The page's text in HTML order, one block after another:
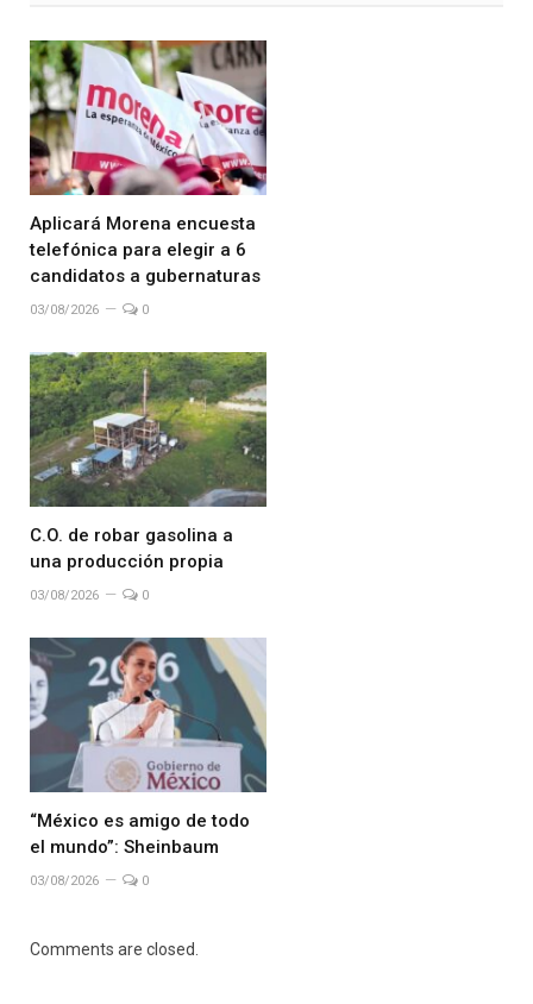
Aplicará Morena encuesta
telefónica para elegir a 6
candidatos a gubernaturas
03/08/2026 0
C.O. de robar gasolina a
una producción propia
03/08/2026 0
“México es amigo de todo
el mundo”: Sheinbaum
03/08/2026 0
Comments are closed.